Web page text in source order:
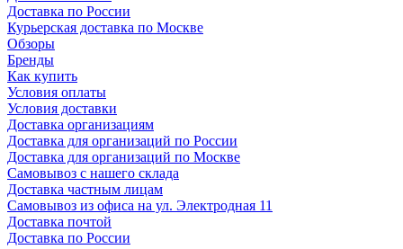
Доставка по России
Курьерская доставка по Москве
Обзоры
Бренды
Как купить
Условия оплаты
Условия доставки
Доставка организациям
Доставка для организаций по России
Доставка для организаций по Москве
Самовывоз с нашего склада
Доставка частным лицам
Самовывоз из офиса на ул. Электродная 11
Доставка почтой
Доставка по России